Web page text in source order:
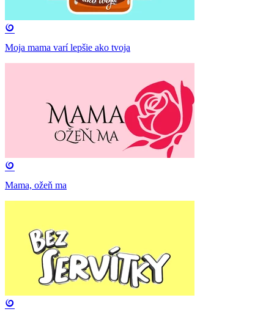
Moja mama varí lepšie ako tvoja
Mama, ožeň ma